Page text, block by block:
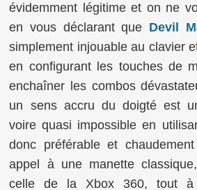
évidemment légitime et on ne
en vous déclarant que Devil
simplement injouable au clavier
en configurant les touches de
enchaîner les combos
un sens accru du doigté est
voire quasi impossible en
donc préférable et
appel à une manette
celle de la Xbox 360, tout à